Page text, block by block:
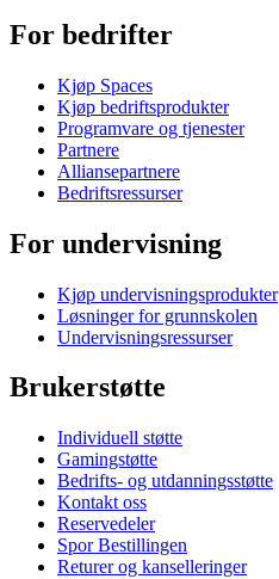
For bedrifter
Kjøp Spaces
Kjøp bedriftsprodukter
Programvare og tjenester
Partnere
Alliansepartnere
Bedriftsressurser
For undervisning
Kjøp undervisningsprodukter
Løsninger for grunnskolen
Undervisningsressurser
Brukerstøtte
Individuell støtte
Gamingstøtte
Bedrifts- og utdanningsstøtte
Kontakt oss
Reservedeler
Spor Bestillingen
Returer og kanselleringer